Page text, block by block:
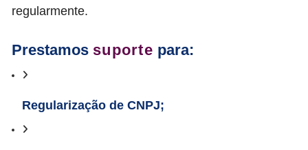
regularmente.
Prestamos suporte para:
Regularização de CNPJ;